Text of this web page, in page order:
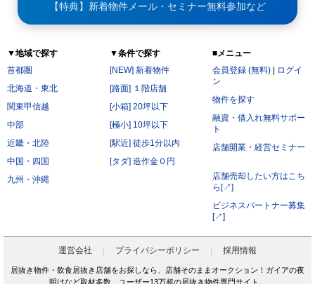
【特典】新着物件メール・セミナー無料参加など
▼地域で探す
首都圏
北海道・東北
関東甲信越
中部
近畿・北陸
中国・四国
九州・沖縄
▼条件で探す
[NEW] 新着物件
[路面] １階店舗
[小箱] 20坪以下
[極小] 10坪以下
[駅近] 徒歩1分以内
[タダ] 造作金０円
■メニュー
会員登録 (無料)
ログイ
ン
物件を探す
融資・借入れ無料サポー
ト
店舗開業・経営セミナー
店舗売却したい方はこち
ら[↗]
ビジネスパートナー募集
[↗]
運営会社 プライバシーポリシー 採用情報
居抜き物件・飲食居抜き店舗をお探しなら、店舗そのままオークション！ガイアの夜
明けなど取材多数、ユーザー13万超の居抜き物件専門サイト。